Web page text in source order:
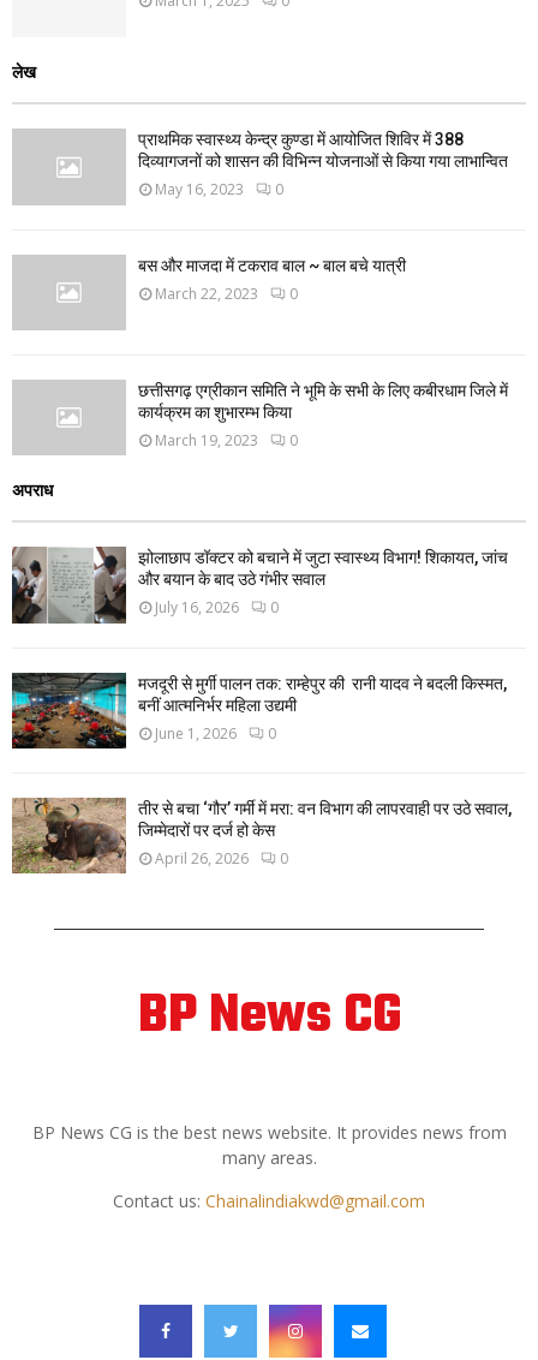
लेख
प्राथमिक स्वास्थ्य केन्द्र कुण्डा में आयोजित शिविर में 388
दिव्यागजनों को शासन की विभिन्न योजनाओं से किया गया लाभान्वित
May 16, 2023 0
बस और माजदा में टकराव बाल ~ बाल बचे यात्री
March 22, 2023 0
छत्तीसगढ़ एग्रीकान समिति ने भूमि के सभी के लिए कबीरधाम जिले में
कार्यक्रम का शुभारम्भ किया
March 19, 2023 0
अपराध
झोलाछाप डॉक्टर को बचाने में जुटा स्वास्थ्य विभाग! शिकायत, जांच
और बयान के बाद उठे गंभीर सवाल
July 16, 2026 0
मजदूरी से मुर्गी पालन तक: राम्हेपुर की रानी यादव ने बदली किस्मत,
बनीं आत्मनिर्भर महिला उद्यमी
June 1, 2026 0
तीर से बचा ‘गौर’ गर्मी में मरा: वन विभाग की लापरवाही पर उठे सवाल,
जिम्मेदारों पर दर्ज हो केस
April 26, 2026 0
BP News CG
BP News CG is the best news website. It provides news from
many areas.
Contact us: Chainalindiakwd@gmail.com